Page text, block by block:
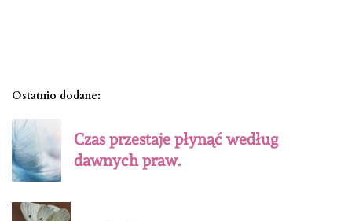
Ostatnio dodane:
Czas przestaje płynąć według
dawnych praw.